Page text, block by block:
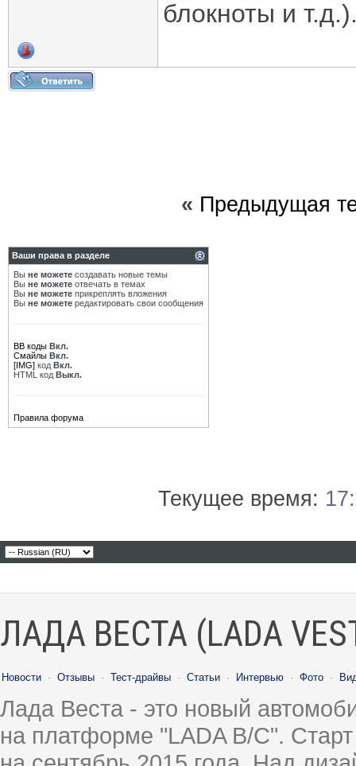
блокноты и
« Предыдущая
Ваши права в разделе
Вы не можете создавать новые темы
Вы не можете отвечать в темах
Вы не можете прикреплять вложения
Вы не можете редактировать свои сообщения
BB коды Вкл.
Смайлы Вкл.
[IMG] код Вкл.
HTML код Выкл.
Правила форума
Текущее время:
ЛАДА ВЕСТА (LADA
Новости · Отзывы · Тест-драйвы · Статьи · Интервью · Фото ·
Лада Веста - это новый
на платформе "LADA B/C".